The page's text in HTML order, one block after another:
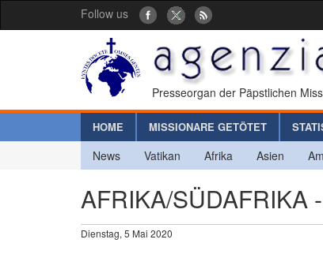
Follow us
Presseorgan der Päpstlichen
HOME MISSIONARE GETÖTET
News Vatikan Afrika Asien
AFRIKA/SÜDAFRIKA
Dienstag, 5 Mai 2020